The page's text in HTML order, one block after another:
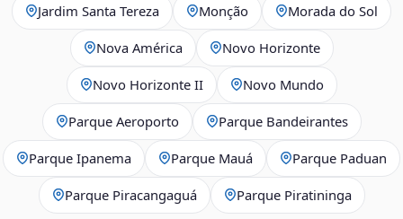
Jardim Santa Tereza Monção Morada do Sol
Nova América Novo Horizonte
Novo Horizonte II Novo Mundo
Parque Aeroporto Parque Bandeirantes
Parque Ipanema Parque Mauá Parque Paduan
Parque Piracangaguá Parque Piratininga